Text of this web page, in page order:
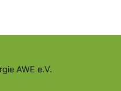
AWE e.V.